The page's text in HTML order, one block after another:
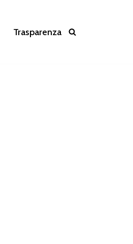
Trasparenza